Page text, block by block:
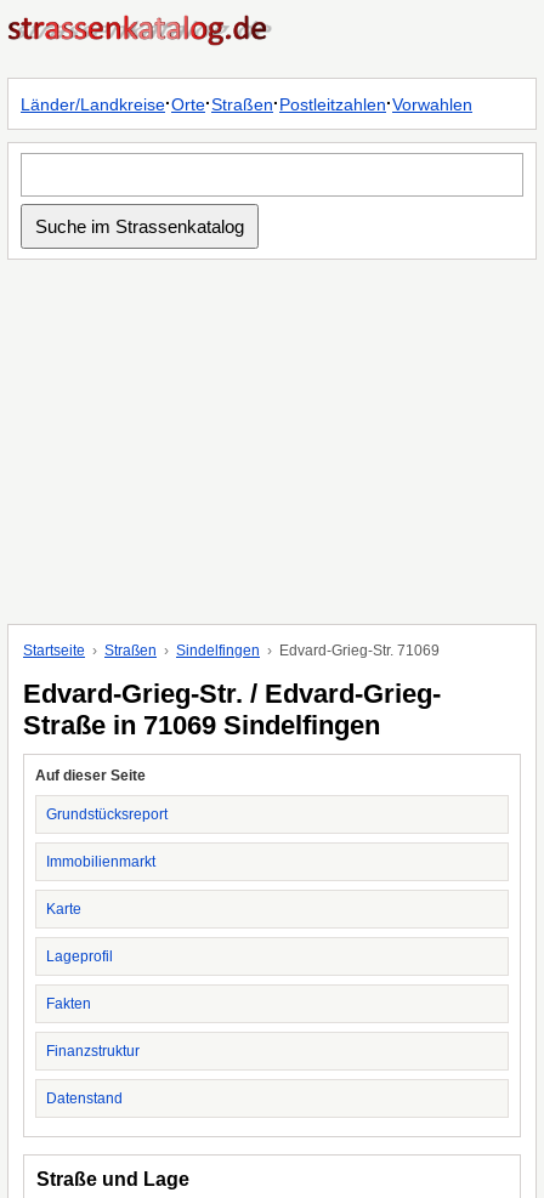
Länder/Landkreise·Orte·Straßen·Postleitzahlen·Vorwahlen
Startseite Straßen Sindelfingen Edvard-Grieg-Str. 71069
Edvard-Grieg-Str. / Edvard-Grieg-
Straße in 71069 Sindelfingen
Auf dieser Seite
Grundstücksreport
Immobilienmarkt
Karte
Lageprofil
Fakten
Finanzstruktur
Datenstand
Straße und Lage